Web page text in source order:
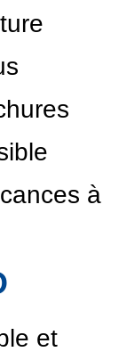
à
et